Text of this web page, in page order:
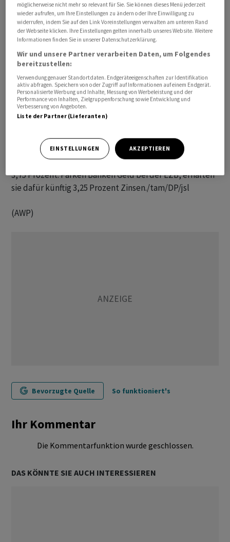
Es sei dennoch weiterhin richtig, im Rat der
Europäischen Zentralbank (EZB) von Sitzung zu
Sitzung über Zinsschritte zu entscheiden. Derzeit gebe
zu bezweifeln. "Und das gilt auch aus meiner Sicht
heraus, aus heutiger Sicht über die Sommerpause
hinaus."
Die EZB hatte Anfang des Monats zum siebten Mal in
Anhebung mit 0,25 Prozentpunkten geringer aus als
zuvor. Der Leitzins, zu dem sich Geschäftsbanken
frisches Zentralbankgeld besorgen können, stieg auf
3,75 Prozent. Parken Banken Geld bei der EZB, erhalten
sie dafür künftig 3,25 Prozent Zinsen./tam/DP/jsl
(AWP)
Bevorzugte Quelle So funktioniert's
Ihr Kommentar
Die Kommentarfunktion wurde geschlossen.
DAS KÖNNTE SIE AUCH INTERESSIEREN
möglicherweise nicht mehr so relevant für Sie. Sie können dieses Menü jederzeit
wieder aufrufen, um Ihre Einstellungen zu ändern oder Ihre Einwilligung zu
widerrufen, indem Sie auf den Link Voreinstellungen verwalten am unteren Rand
der Webseite klicken. Ihre Einstellungen gelten innerhalb unseres Website. Weitere
Informationen finden Sie in unserer Datenschutzerklärung.
Wir und unsere Partner verarbeiten Daten, um Folgendes
bereitzustellen:
Verwendung genauer Standortdaten. Endgeräteeigenschaften zur Identifikation
aktiv abfragen. Speichern von oder Zugriff auf Informationen auf einem Endgerät.
Personalisierte Werbung und Inhalte, Messung von Werbeleistung und der
Performance von Inhalten, Zielgruppenforschung sowie Entwicklung und
Verbesserung von Angeboten.
Liste der Partner (Lieferanten)
EINSTELLUNGEN AKZEPTIEREN